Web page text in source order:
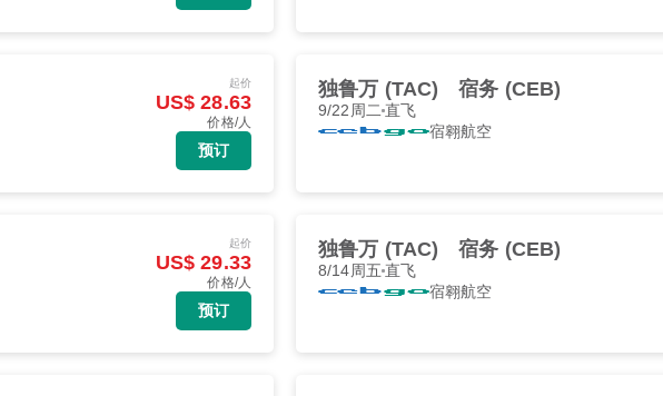
起价
US$ 28.63
价格/人
预订
独鲁万 (TAC) 宿务 (CEB)
9/22周二 直飞
宿翱航空
起价
US$ 29.33
价格/人
预订
独鲁万 (TAC) 宿务 (CEB)
8/14周五 直飞
宿翱航空